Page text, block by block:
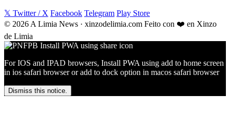
𝕏 Twitter / X Facebook Telegram Play Store
© 2026 A Limia News · xinzodelimia.com Feito con ❤️ en Xinzo
de Limia
For IOS and IPAD browsers, Install PWA using add to home screen
in ios safari browser or add to dock option in macos safari browser
Dismiss this notice.